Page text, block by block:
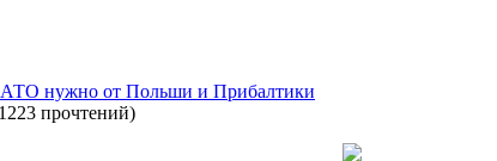
нужно от Польши и Прибалтики
1223 прочтений)